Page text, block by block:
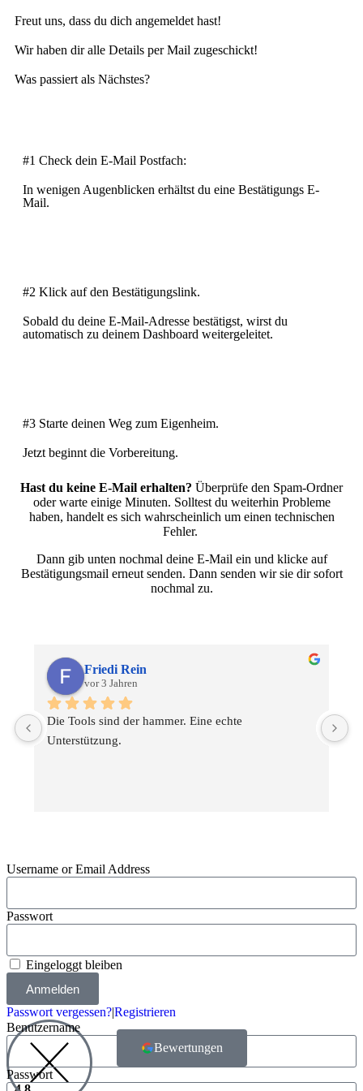
Freut uns, dass du dich angemeldet hast!
Wir haben dir alle Details per Mail zugeschickt!
Was passiert als Nächstes?
#1 Check dein E-Mail Postfach:
In wenigen Augenblicken erhältst du eine Bestätigungs E-
Mail.
#2 Klick auf den Bestätigungslink.
Sobald du deine E-Mail-Adresse bestätigst, wirst du
automatisch zu deinem Dashboard weitergeleitet.
#3 Starte deinen Weg zum Eigenheim.
Jetzt beginnt die Vorbereitung.
Hast du keine E-Mail erhalten? Überprüfe den Spam-Ordner
oder warte einige Minuten. Solltest du weiterhin Probleme
haben, handelt es sich wahrscheinlich um einen technischen
Fehler.
Dann gib unten nochmal deine E-Mail ein und klicke auf
Bestätigungsmail erneut senden. Dann senden wir sie dir sofort
nochmal zu.
Friedi Rein
vor 3 Jahren
Die Tools sind der hammer. Eine echte
Unterstützung.
Username or Email Address
Passwort
Eingeloggt bleiben
Anmelden
Passwort vergessen?|Registrieren
Benutzername
Passwort
Bewertungen